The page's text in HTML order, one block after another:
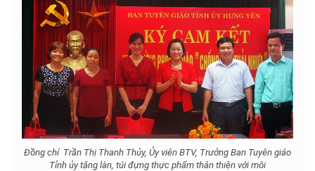
Đồng chí Trần Thị Thanh Thủy, Ủy viên BTV, Trưởng Ban Tuyên giáo
Tỉnh ủy tặng làn, túi đựng thực phẩm thân thiện với môi